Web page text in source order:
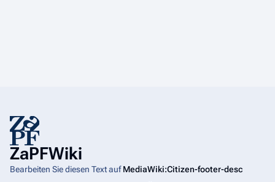
ZaPFWiki
Bearbeiten Sie diesen Text aufMediaWiki:Citizen-footer-desc